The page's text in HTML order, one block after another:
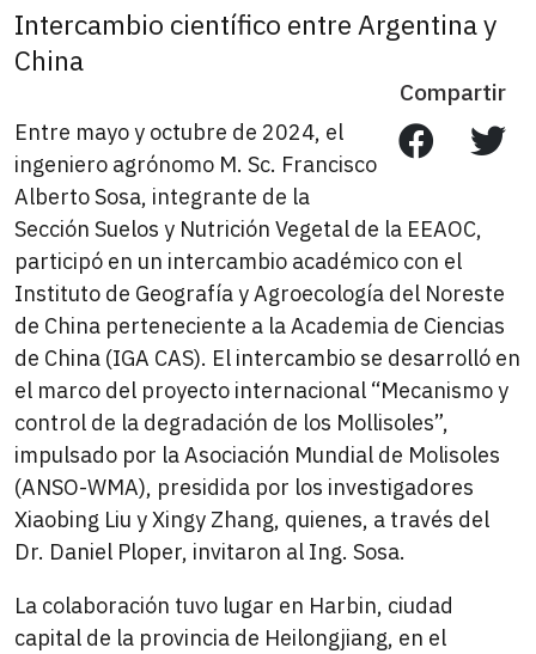
Intercambio científico entre Argentina y
China
Compartir
Entre mayo y octubre de 2024, el
ingeniero agrónomo M. Sc. Francisco
Alberto Sosa, integrante de la
Sección Suelos y Nutrición Vegetal de la EEAOC,
participó en un intercambio académico con el
Instituto de Geografía y Agroecología del Noreste
de China perteneciente a la Academia de Ciencias
de China (IGA CAS). El intercambio se desarrolló en
el marco del proyecto internacional “Mecanismo y
control de la degradación de los Mollisoles”,
impulsado por la Asociación Mundial de Molisoles
(ANSO-WMA), presidida por los investigadores
Xiaobing Liu y Xingy Zhang, quienes, a través del
Dr. Daniel Ploper, invitaron al Ing. Sosa.
La colaboración tuvo lugar en Harbin, ciudad
capital de la provincia de Heilongjiang, en el